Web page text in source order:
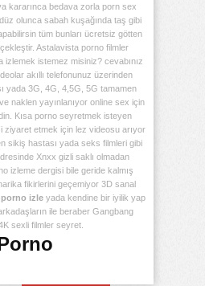
kararınca bedava zorla porn sex
olunca sabah kuşağında taş gibi
tüm bunları ücretsiz götten
Astalavista porno filmler
istemez misiniz? cevabınız
akıllı telefonunuz üzerinden
yada 3G, 4G, 4,5G, 5G tamamen
naklen yayınlanıyor online sex için
Kısa porno seyretmek isteyen
ziyaret etmek için lez videosu arıyor
sikiş hastası yada seks filmleri gibi
Xnxx gizli saklı olmadan
izleme dergisi bile geride kalmış
fikirlerini geçemiyor 3D sanal
porno izleyada kendine bir iyilik yap
ile beraber Gangbang
sexli filmler seyret.